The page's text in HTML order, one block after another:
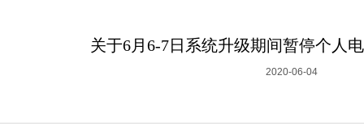
关于6月6-7日系统升级期间暂停个人
2020-06-04